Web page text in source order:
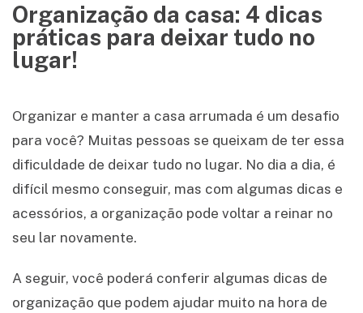
Organização da casa: 4 dicas
práticas para deixar tudo no
lugar!
Organizar e manter a casa arrumada é um desafio
para você? Muitas pessoas se queixam de ter essa
dificuldade de deixar tudo no lugar. No dia a dia, é
difícil mesmo conseguir, mas com algumas dicas e
acessórios, a organização pode voltar a reinar no
seu lar novamente.
A seguir, você poderá conferir algumas dicas de
organização que podem ajudar muito na hora de